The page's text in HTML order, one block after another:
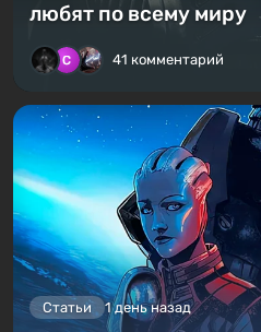
любят по всему миру
41 комментарий
Статьи 1 день назад